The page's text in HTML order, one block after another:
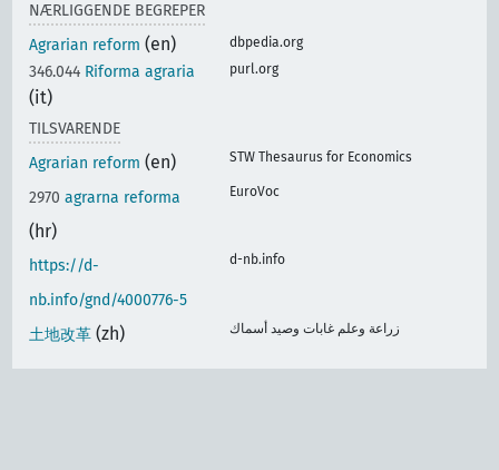
NÆRLIGGENDE BEGREPER
Agrarian reform (en) dbpedia.org
346.044 Riforma agraria
(it)
purl.org
TILSVARENDE
Agrarian reform (en) STW Thesaurus for Economics
2970agrarna reforma
(hr)
EuroVoc
https://d-
nb.info/gnd/4000776-5
d-nb.info
土地改革 (zh) زراعة وعلم غابات وصيد أسماك